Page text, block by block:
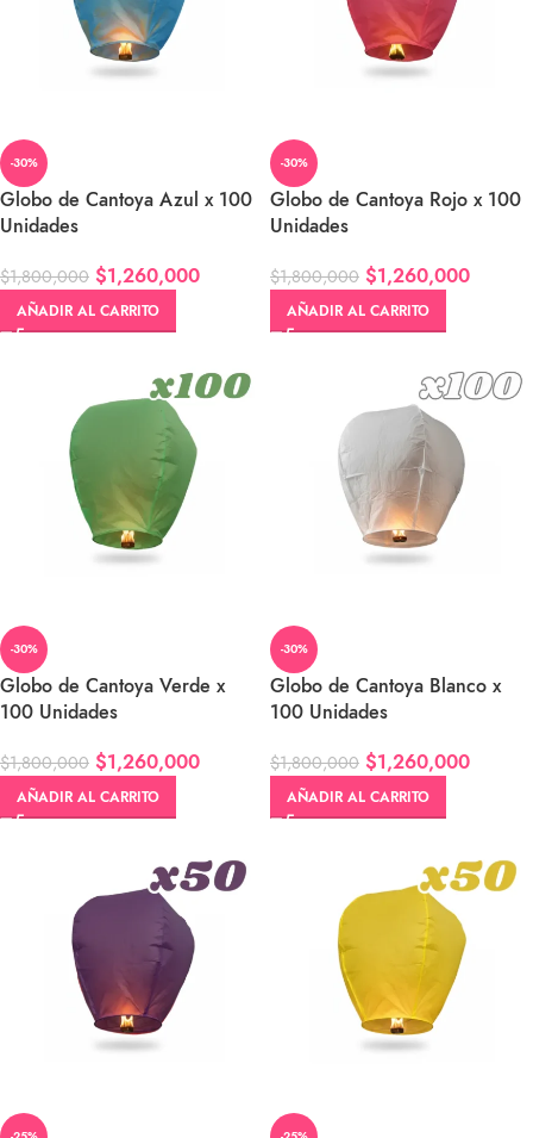
-30%
Globo de Cantoya Azul x 100
Unidades
$1,800,000 $1,260,000
AÑADIR AL CARRITO
-30%
Globo de Cantoya Rojo x 100
Unidades
$1,800,000 $1,260,000
AÑADIR AL CARRITO
-30%
Globo de Cantoya Verde x
100 Unidades
$1,800,000 $1,260,000
AÑADIR AL CARRITO
-30%
Globo de Cantoya Blanco x
100 Unidades
$1,800,000 $1,260,000
AÑADIR AL CARRITO